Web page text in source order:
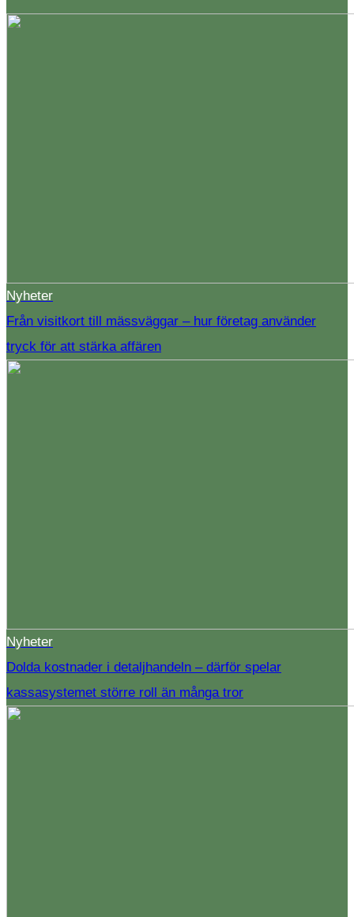
Nyheter
Från visitkort till mässväggar – hur företag använder
tryck för att stärka affären
Nyheter
Dolda kostnader i detaljhandeln – därför spelar
kassasystemet större roll än många tror